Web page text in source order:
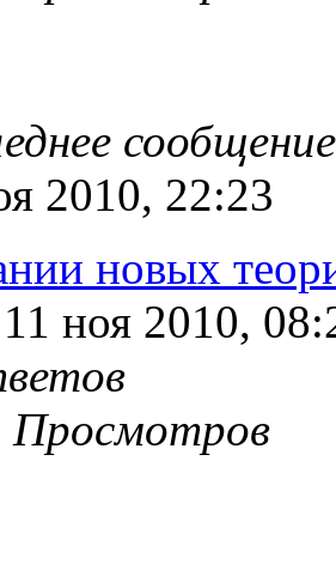
2010, 22:23
новых
ноя 2010,
Просмотров